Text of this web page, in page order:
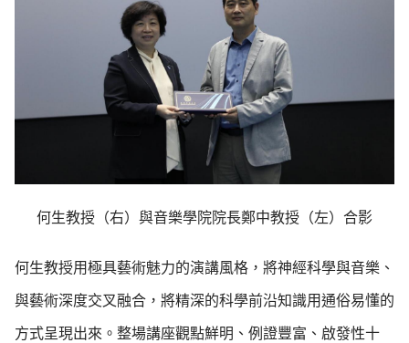
何生教授（右）與音樂學院院長鄭中教授（左）合影
何生教授用極具藝術魅力的演講風格，將神經科學與音樂、
與藝術深度交叉融合，將精深的科學前沿知識用通俗易懂的
方式呈現出來。整場講座觀點鮮明、例證豐富、啟發性十